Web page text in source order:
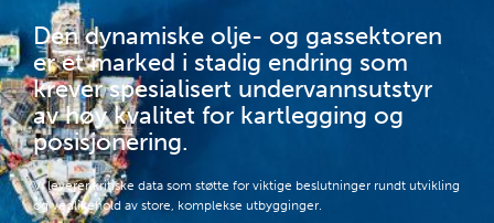
Den dynamiske olje- og gassektoren
er et marked i stadig endring som
krever spesialisert undervannsutstyr
av høy kvalitet for kartlegging og
posisjonering.
Vi leverer kritiske data som støtte for viktige beslutninger rundt utvikling
og vedlikehold av store, komplekse utbygginger.